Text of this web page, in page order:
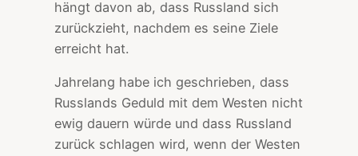
hängt davon ab, dass Russland sich
zurückzieht, nachdem es seine Ziele
erreicht hat.
Jahrelang habe ich geschrieben, dass
Russlands Geduld mit dem Westen nicht
ewig dauern würde und dass Russland
zurück schlagen wird, wenn der Westen